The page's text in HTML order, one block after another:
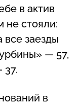
в актив
не стояли:
заезды
— 57,
37.
в